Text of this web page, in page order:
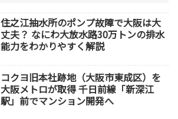
住之江抽水所のポンプ故障で大阪は大
丈夫？ なにわ大放水路30万トンの排水
能力をわかりやすく解説
コクヨ旧本社跡地（大阪市東成区）を
大阪メトロが取得 千日前線「新深江
駅」前でマンション開発へ